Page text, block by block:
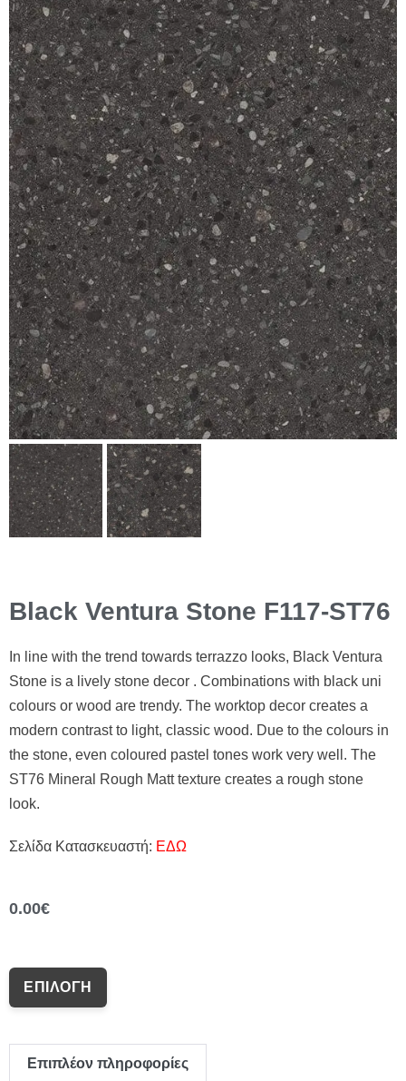
Black Ventura Stone F117-ST76
In line with the trend towards terrazzo looks, Black Ventura
Stone is a lively stone decor . Combinations with black uni
colours or wood are trendy. The worktop decor creates a
modern contrast to light, classic wood. Due to the colours in
the stone, even coloured pastel tones work very well. The
ST76 Mineral Rough Matt texture creates a rough stone
look.
Σελίδα Κατασκευαστή: ΕΔΩ
0.00€
ΕΠΙΛΟΓΉ
Επιπλέον πληροφορίες